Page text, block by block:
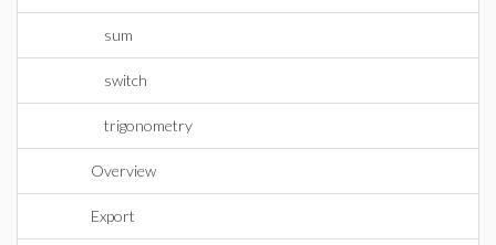
sum
switch
trigonometry
Overview
Export